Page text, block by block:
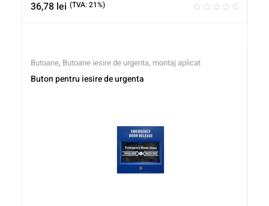
36,78 lei (TVA: 21%)
Butoane, Butoane iesire de urgenta, montaj aplicat
Buton pentru iesire de urgenta